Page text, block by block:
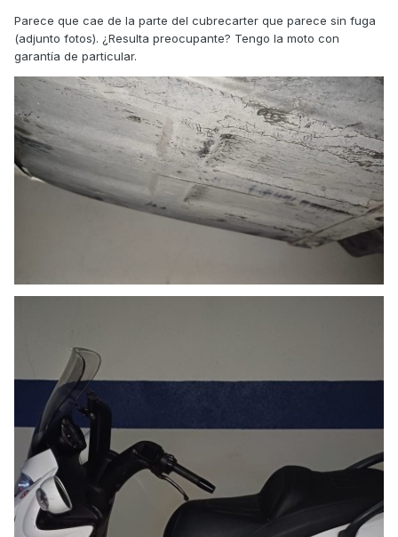
Parece que cae de la parte del cubrecarter que parece sin fuga
(adjunto fotos). ¿Resulta preocupante? Tengo la moto con
garantía de particular.